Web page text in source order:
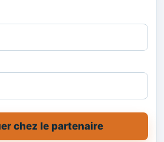
chez le partenaire